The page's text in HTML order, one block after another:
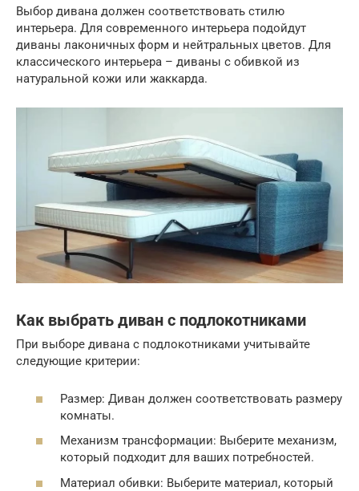
Выбор дивана должен соответствовать стилю
интерьера. Для современного интерьера подойдут
диваны лаконичных форм и нейтральных цветов. Для
классического интерьера – диваны с обивкой из
натуральной кожи или жаккарда.
Как выбрать диван с подлокотниками
При выборе дивана с подлокотниками учитывайте
следующие критерии:
Размер: Диван должен соответствовать размеру
комнаты.
Механизм трансформации: Выберите механизм,
который подходит для ваших потребностей.
Материал обивки: Выберите материал, который